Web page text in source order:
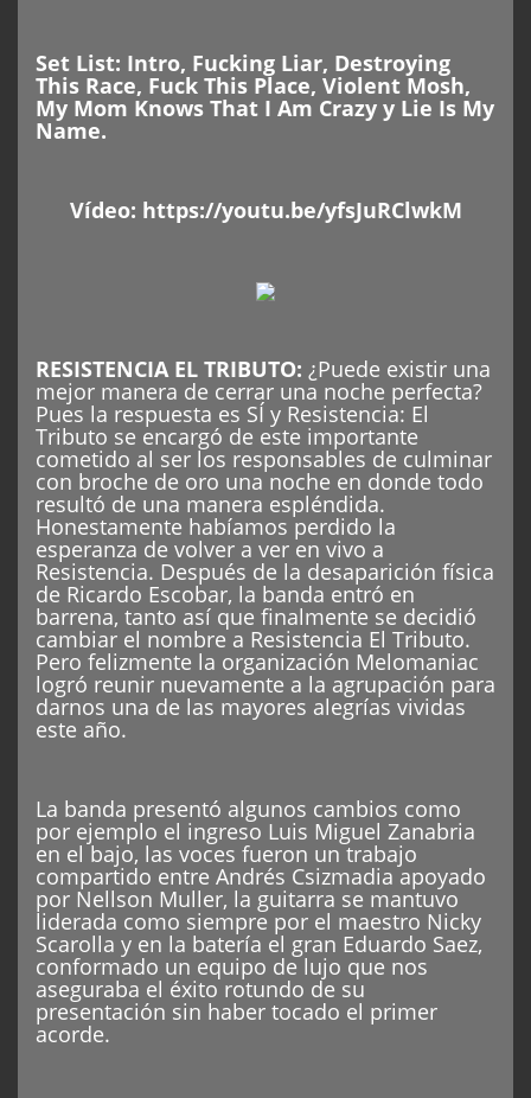
Set List: Intro, Fucking Liar, Destroying
This Race, Fuck This Place, Violent Mosh,
My Mom Knows That I Am Crazy y Lie Is My
Name.
Vídeo: https://youtu.be/yfsJuRClwkM
RESISTENCIA EL TRIBUTO: ¿Puede existir una
mejor manera de cerrar una noche perfecta?
Pues la respuesta es SÍ y Resistencia: El
Tributo se encargó de este importante
cometido al ser los responsables de culminar
con broche de oro una noche en donde todo
resultó de una manera espléndida.
Honestamente habíamos perdido la
esperanza de volver a ver en vivo a
Resistencia. Después de la desaparición física
de Ricardo Escobar, la banda entró en
barrena, tanto así que finalmente se decidió
cambiar el nombre a Resistencia El Tributo.
Pero felizmente la organización Melomaniac
logró reunir nuevamente a la agrupación para
darnos una de las mayores alegrías vividas
este año.
La banda presentó algunos cambios como
por ejemplo el ingreso Luis Miguel Zanabria
en el bajo, las voces fueron un trabajo
compartido entre Andrés Csizmadia apoyado
por Nellson Muller, la guitarra se mantuvo
liderada como siempre por el maestro Nicky
Scarolla y en la batería el gran Eduardo Saez,
conformado un equipo de lujo que nos
aseguraba el éxito rotundo de su
presentación sin haber tocado el primer
acorde.